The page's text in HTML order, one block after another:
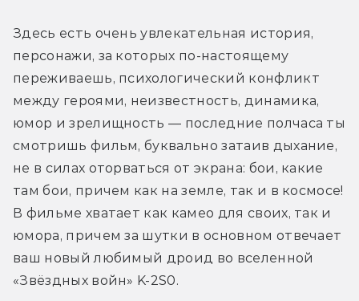
Здесь есть очень увлекательная история,
персонажи, за которых по-настоящему
переживаешь, психологический конфликт
между героями, неизвестность, динамика,
юмор и зрелищность — последние полчаса ты
смотришь фильм, буквально затаив дыхание,
не в силах оторваться от экрана: бои, какие
там бои, причем как на земле, так и в космосе!
В фильме хватает как камео для своих, так и
юмора, причем за шутки в основном отвечает
ваш новый любимый дроид во вселенной
«Звёздных войн» K-2S0.